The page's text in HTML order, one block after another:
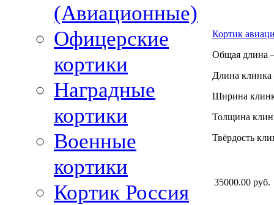
(Авиационные)
Офицерские
кортики
Наградные
кортики
Военные
кортики
Кортик Россия
Кортик
Общая длина
Длина
Ширина
Толщина
Твёрдость
35000.00 руб.